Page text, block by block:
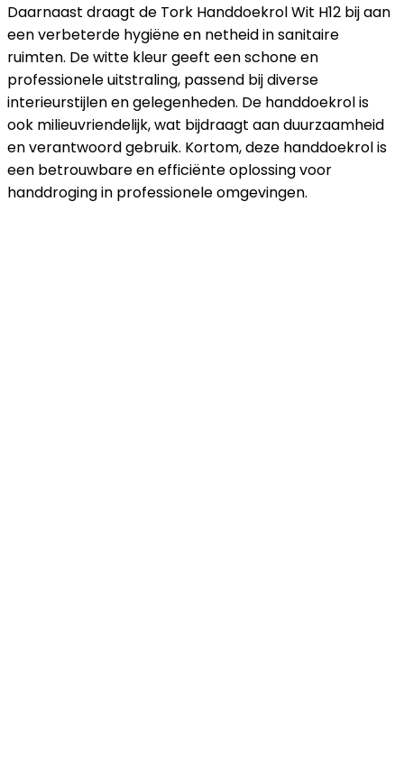
Daarnaast draagt de Tork Handdoekrol Wit H12 bij aan
een verbeterde hygiëne en netheid in sanitaire
ruimten. De witte kleur geeft een schone en
professionele uitstraling, passend bij diverse
interieurstijlen en gelegenheden. De handdoekrol is
ook milieuvriendelijk, wat bijdraagt aan duurzaamheid
en verantwoord gebruik. Kortom, deze handdoekrol is
een betrouwbare en efficiënte oplossing voor
handdroging in professionele omgevingen.